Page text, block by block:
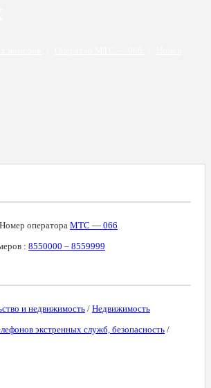
оператора МТС — 066
: 8550000 – 8559999
и недвижимость / Недвижимость
экстренных служб, безопасность /